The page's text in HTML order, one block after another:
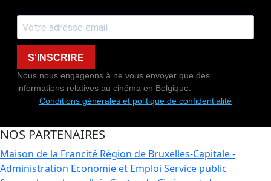
S'INSCRIRE
Nous nous engageons à ne vous envoyer que des
informations relatives au cinéma en Belgique.
Conditions générales et politique de confidentialité
NOS PARTENAIRES
Maison de la Francité Région de Bruxelles-Capitale -
Administration Economie et Emploi Service public